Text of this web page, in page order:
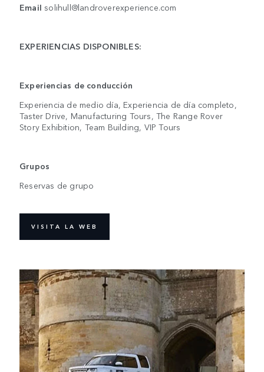
Emailsolihull@landroverexperience.com
EXPERIENCIAS DISPONIBLES:
Experiencias de conducción
Experiencia de medio día, Experiencia de día completo,
Taster Drive, Manufacturing Tours, The Range Rover
Story Exhibition, Team Building, VIP Tours
Grupos
Reservas de grupo
VISITA LA WEB